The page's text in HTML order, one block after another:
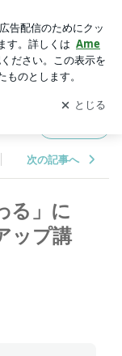
の庭∵@奈良市
受け取りまし
開く
次の記事へ
る」に
ップ講